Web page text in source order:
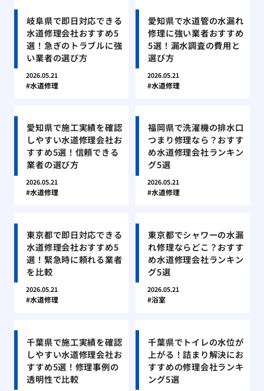
岐阜県で即日対応できる
水道修理会社おすすめ5
選！急ぎのトラブルに強
い業者の選び方
2026.05.21
水道修理
愛知県で水道管の水漏れ
修理に強い業者おすすめ
5選！漏水調査の費用と
選び方
2026.05.21
水道修理
愛知県で施工実績を確認
しやすい水道修理会社お
すすめ5選！信頼できる
業者の選び方
2026.05.21
水道修理
福岡県で洗濯機の排水口
つまり修理なら？おすす
め水道修理会社ランキン
グ5選
2026.05.21
水道修理
東京都で即日対応できる
水道修理会社おすすめ5
選！緊急時に頼れる業者
を比較
2026.05.21
水道修理
東京都でシャワーの水漏
れ修理ならどこ？おすす
め水道修理会社ランキン
グ5選
2026.05.21
浴室
千葉県で施工実績を確認
しやすい水道修理会社お
すすめ5選！修理事例の
透明性で比較
千葉県でトイレの水位が
上がる！詰まり解決にお
すすめの修理会社ランキ
ング5選